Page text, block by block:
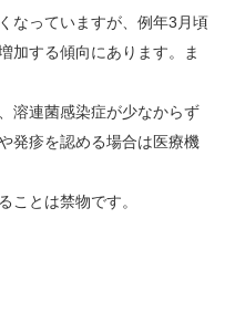
なっていますが、例年3月頃
加する傾向にあります。ま
溶連菌感染症が少なからず
発疹を認める場合は医療機
ことは禁物です。